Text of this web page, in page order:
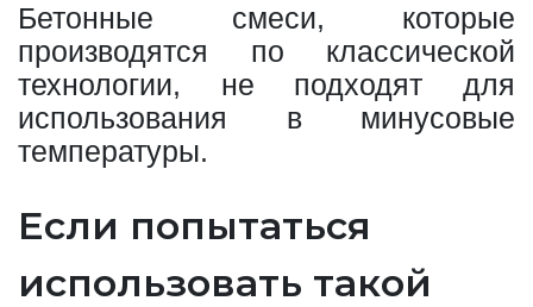
Бетонные смеси, которые
производятся по классической
технологии, не подходят для
использования в минусовые
температуры.
Если попытаться
использовать такой